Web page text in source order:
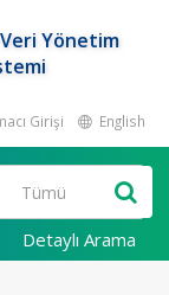
Yönetim
Girişi English
Detaylı Arama